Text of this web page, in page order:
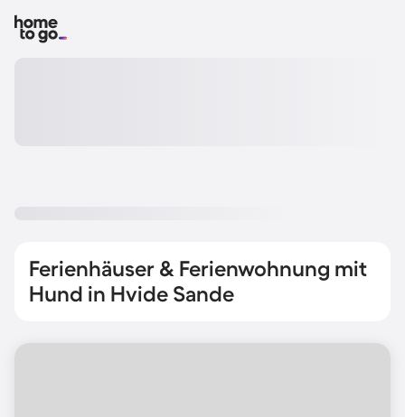
Ferienhäuser & Ferienwohnung mit
Hund in Hvide Sande